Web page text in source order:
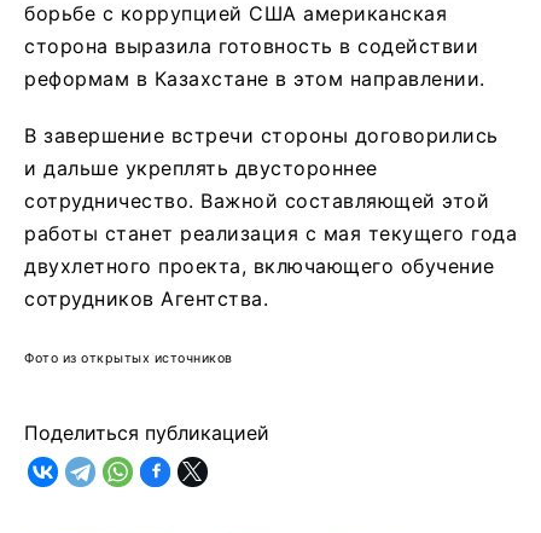
борьбе с коррупцией США американская
сторона выразила готовность в содействии
реформам в Казахстане в этом направлении.
В завершение встречи стороны договорились
и дальше укреплять двустороннее
сотрудничество. Важной составляющей этой
работы станет реализация с мая текущего года
двухлетного проекта, включающего обучение
сотрудников Агентства.
Фото из открытых источников
Поделиться публикацией